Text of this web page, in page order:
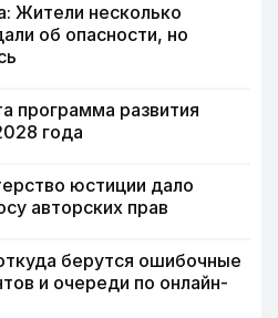
Жители несколько
об опасности, но
программа развития
года
юстиции дало
авторских прав
берутся ошибочные
и очереди по онлайн-